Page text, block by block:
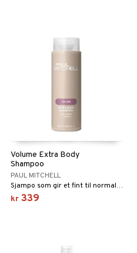
Volume Extra Body
Shampoo
PAUL MITCHELL
Sjampo som gir et fint til normalt hår volum, fyldighet og liv.
kr 339